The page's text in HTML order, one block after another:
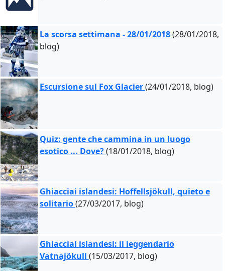
La scorsa settimana - 28/01/2018(28/01/2018,
blog)
Escursione sul Fox Glacier(24/01/2018, blog)
Quiz: gente che cammina in un luogo
esotico ... Dove?(18/01/2018, blog)
Ghiacciai islandesi: Hoffellsjökull, quieto e
solitario(27/03/2017, blog)
Ghiacciai islandesi: il leggendario
Vatnajökull (15/03/2017, blog)